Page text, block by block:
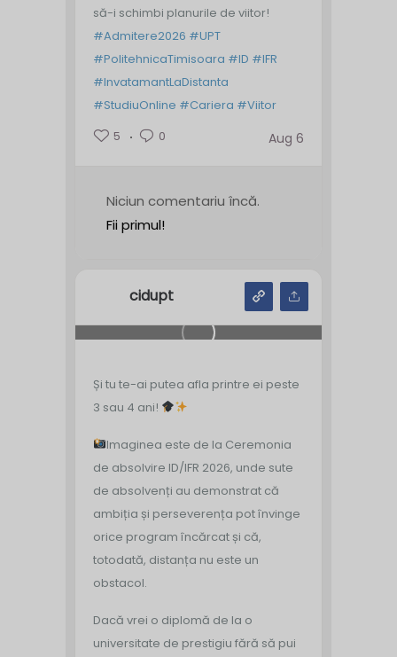
să-i schimbi planurile de viitor!
#Admitere2026 #UPT
#PolitehnicaTimisoara #ID #IFR
#InvatamantLaDistanta
#StudiuOnline #Cariera #Viitor
5
0 Aug 6
Niciun comentariu încă.
Fii primul!
cidupt
Și tu te-ai putea afla printre ei peste
3 sau 4 ani!
Imaginea este de la Ceremonia
de absolvire ID/IFR 2026, unde sute
de absolvenți au demonstrat că
ambiția și perseverența pot învinge
orice program încărcat și că,
totodată, distanța nu este un
obstacol.
Dacă vrei o diplomă de la o
universitate de prestigiu fără să pui